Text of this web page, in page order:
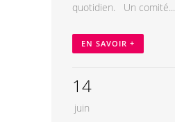
quotidien. Un comité...
EN SAVOIR +
14
juin